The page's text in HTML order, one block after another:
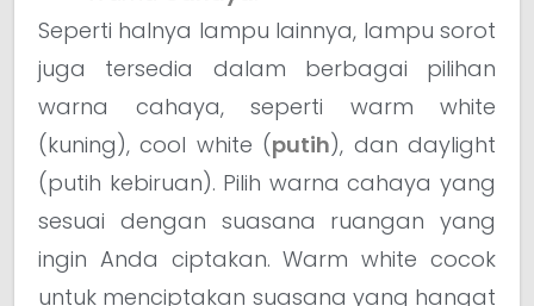
Seperti halnya lampu lainnya, lampu sorot
juga tersedia dalam berbagai pilihan
warna cahaya, seperti warm white
(kuning), cool white (putih), dan daylight
(putih kebiruan). Pilih warna cahaya yang
sesuai dengan suasana ruangan yang
ingin Anda ciptakan. Warm white cocok
untuk menciptakan suasana yang hangat